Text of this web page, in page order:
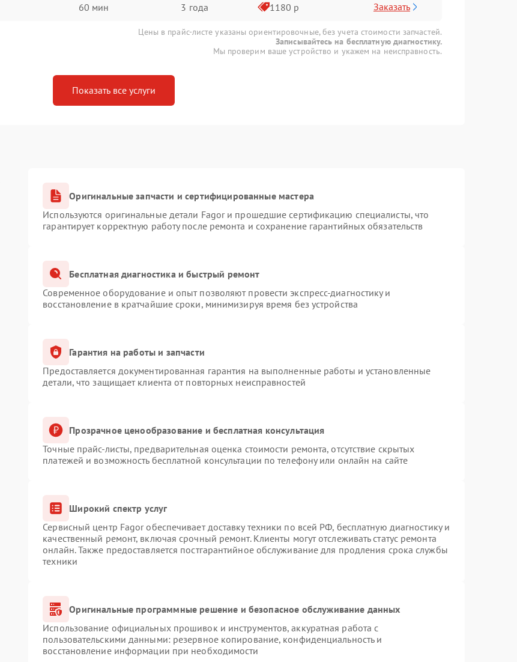
60 мин 3 года 1180 р Заказать
Цены в прайс-листе указаны ориентировочные, без учета стоимости запчастей.
Записывайтесь на бесплатную диагностику.
Мы проверим ваше устройство и укажем на неисправность.
Показать все услуги
Оригинальные запчасти и сертифицированные мастера
Используются оригинальные детали Fagor и прошедшие сертификацию специалисты, что
гарантирует корректную работу после ремонта и сохранение гарантийных обязательств
Бесплатная диагностика и быстрый ремонт
Современное оборудование и опыт позволяют провести экспресс-диагностику и
восстановление в кратчайшие сроки, минимизируя время без устройства
Гарантия на работы и запчасти
Предоставляется документированная гарантия на выполненные работы и установленные
детали, что защищает клиента от повторных неисправностей
Прозрачное ценообразование и бесплатная консультация
Точные прайс-листы, предварительная оценка стоимости ремонта, отсутствие скрытых
платежей и возможность бесплатной консультации по телефону или онлайн на сайте
Широкий спектр услуг
Сервисный центр Fagor обеспечивает доставку техники по всей РФ, бесплатную диагностику и
качественный ремонт, включая срочный ремонт. Клиенты могут отслеживать статус ремонта
онлайн. Также предоставляется постгарантийное обслуживание для продления срока службы
техники
Оригинальные программные решение и безопасное обслуживание данных
Использование официальных прошивок и инструментов, аккуратная работа с
пользовательскими данными: резервное копирование, конфиденциальность и
восстановление информации при необходимости